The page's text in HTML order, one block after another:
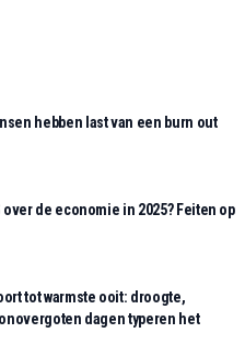
hebben last van een burn out
over de economie in 2025? Feiten op
tot warmste ooit: droogte,
dagen typeren het